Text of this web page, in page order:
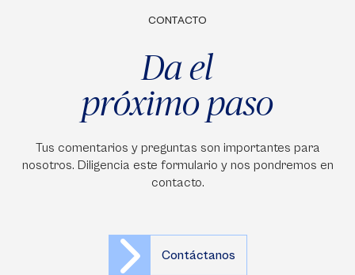
CONTACTO
Da el
próximo paso
Tus comentarios y preguntas son importantes para
nosotros. Diligencia este formulario y nos pondremos en
contacto.
Contáctanos